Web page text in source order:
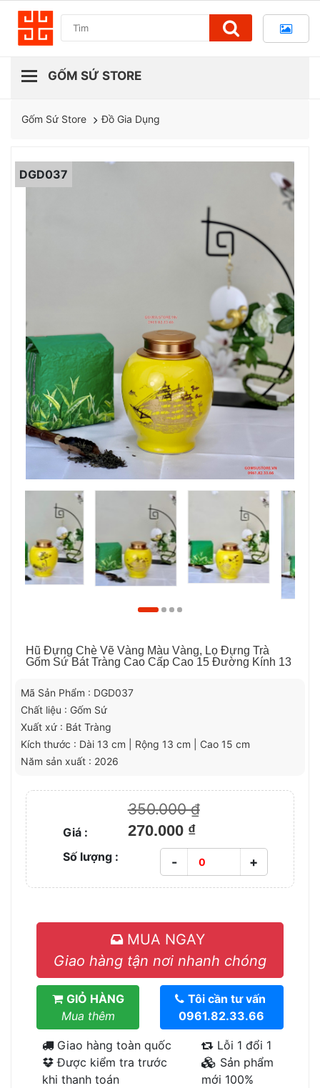
Gốm Sứ Store Đồ Gia Dụng
DGD037
Hũ Đựng Chè Vẽ Vàng Màu Vàng, Lọ Đựng Trà
Gốm Sứ Bát Tràng Cao Cấp Cao 15 Đường Kính 13
Mã Sản Phẩm : DGD037
Chất liệu : Gốm Sứ
Xuất xứ : Bát Tràng
Kích thước : Dài 13 cm | Rộng 13 cm | Cao 15 cm
Năm sản xuất : 2026
350.000 ₫
Giá : 270.000 ₫
Số lượng : - +
MUA NGAY
Giao hàng tận nơi nhanh chóng
GIỎ HÀNG
Mua thêm
Tôi cần tư vấn
0961.82.33.66
Giao hàng toàn quốc
Được kiểm tra trước
khi thanh toán
Lỗi 1 đổi 1
Sản phẩm
mới 100%